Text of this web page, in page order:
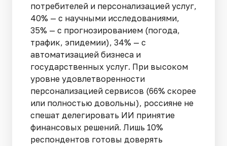
потребителей и персонализацией услуг,
40% — с научными исследованиями,
35% — с прогнозированием (погода,
трафик, эпидемии), 34% — с
автоматизацией бизнеса и
государственных услуг. При высоком
уровне удовлетворенности
персонализацией сервисов (66% скорее
или полностью довольны), россияне не
спешат делегировать ИИ принятие
финансовых решений. Лишь 10%
респондентов готовы доверять